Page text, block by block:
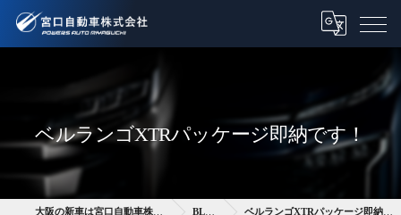
ベルランゴXTRパッケージ即納です！
大阪の新車は宮口自動車株式会社 BLOG ベルランゴXTRパッケージ即納です！